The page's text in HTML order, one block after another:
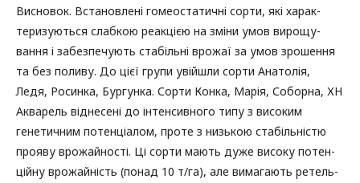
Висновок. Встановлені гомеостатичні сорти, які харак-
теризуються слабкою реакцією на зміни умов вирощу-
вання і забезпечують стабільні врожаї за умов зрошення
та без поливу. До цієї групи увійшли сорти Анатолія,
Ледя, Росинка, Бургунка. Сорти Конка, Марія, Соборна, ХН
Акварель віднесені до інтенсивного типу з високим
генетичним потенціалом, проте з низькою стабільністю
прояву врожайності. Ці сорти мають дуже високу потен-
ційну врожайність (понад 10 т/га), але вимагають ретель-